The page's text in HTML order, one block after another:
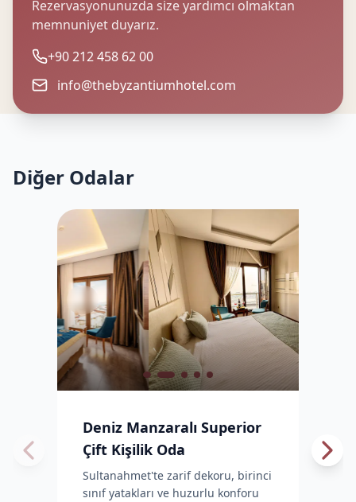
Rezervasyonunuzda size yardımcı olmaktan
memnuniyet duyarız.
+90 212 458 62 00
info@thebyzantiumhotel.com
Diğer Odalar
Deniz Manzaralı Superior
Çift Kişilik Oda
Sultanahmet'te zarif dekoru, birinci
sınıf yatakları ve huzurlu konforu